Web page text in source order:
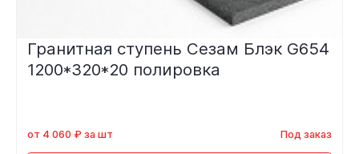
Гранитная ступень Сезам Блэк G654
1200*320*20 полировка
от 4 060 ₽ за шт Под заказ